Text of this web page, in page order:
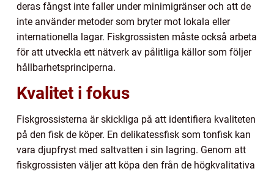
deras fångst inte faller under minimigränser och att de
inte använder metoder som bryter mot lokala eller
internationella lagar. Fiskgrossisten måste också arbeta
för att utveckla ett nätverk av pålitliga källor som följer
hållbarhetsprinciperna.
Kvalitet i fokus
Fiskgrossisterna är skickliga på att identifiera kvaliteten
på den fisk de köper. En delikatessfisk som tonfisk kan
vara djupfryst med saltvatten i sin lagring. Genom att
fiskgrossisten väljer att köpa den från de högkvalitativa